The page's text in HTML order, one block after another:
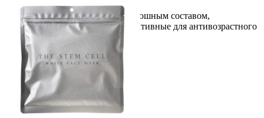
Идеальная маска для лица, с роскошным составом,
содержащий ингредиенты, эффективные для антивозрастного
ухода. В...